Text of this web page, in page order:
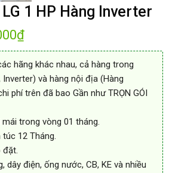
LG 1 HP Hàng Inverter
₫
hãng khác nhau, cả hàng trong
và hàng nội địa (Hàng
phí trên đã bao Gần như TRỌN GÓI
trong vòng 01 tháng.
12 Tháng.
đặt.
dây điện, ống nước, CB, KE và nhiều